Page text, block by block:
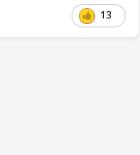
13